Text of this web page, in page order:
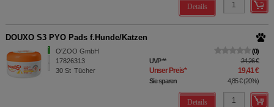
Details
DOUXO S3 PYO Pads f.Hunde/Katzen
O'ZOO GmbH
17826313
30 St Tücher
0
UVP** 24,26 €
Unser Preis* 19,41 €
Sie sparen 4,85 €(20%)
Details